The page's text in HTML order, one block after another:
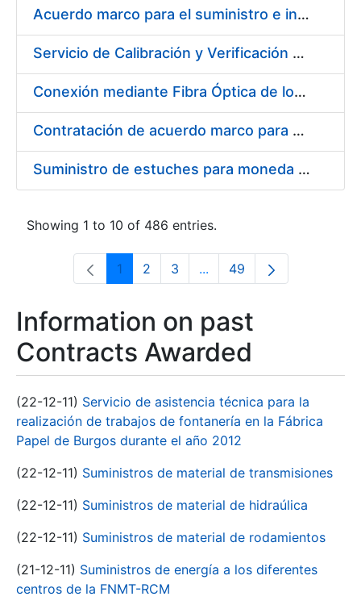
Acuerdo marco para el suministro e instalación de persianas, estores y otros complementos
Servicio de Calibración y Verificación Externa de los Equipos de Medición del Servicio de Prevención de la FNMT-RCM
Conexión mediante Fibra Óptica de los Centros de Proceso de Datos (CPDs) de las sedes de la FNMT-RCM de Burgos y Madrid
Contratación de acuerdo marco para el Suministro de Material de Electricidad para la Fábrica Nacional de Moneda y Timbre-Real Casa de la Moneda en su centro de trabajo de Burgos
Suministro de estuches para moneda de 30 €
Showing 1 to 10 of 486 entries.
Page
1 Page
2 Page
3 ...Intermediate Pages Use
Page
49
Information on past
Contracts Awarded
(22-12-11) Servicio de asistencia técnica para la
realización de trabajos de fontanería en la Fábrica
Papel de Burgos durante el año 2012
(22-12-11) Suministros de material de transmisiones
(22-12-11) Suministros de material de hidraúlica
(22-12-11) Suministros de material de rodamientos
(21-12-11) Suministros de energía a los diferentes
centros de la FNMT-RCM